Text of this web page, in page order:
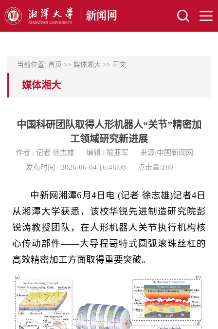
当前位置: 首页 >> 媒体湘大 >> 正文
媒体湘大
中国科研团队取得人形机器人“关节”精密加
工领域研究新进展
作者 : 记者 徐志雄 编辑 : 喻亚军
来源:中国新闻网
发布时间 : 2026-06-04 16:46:08
点击量:180
中新网湘潭6月4日电 (记者 徐志雄)记者4日
从湘潭大学获悉，该校华锐先进制造研究院彭
锐涛教授团队，在人形机器人关节执行机构核
心传动部件——大导程哥特式圆弧滚珠丝杠的
高效精密加工方面取得重要突破。